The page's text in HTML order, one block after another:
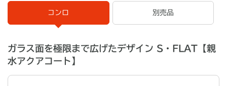
コンロ
ガラス面を極限まで広げたデザイン S・FLAT【親
水アクアコート】
別売品